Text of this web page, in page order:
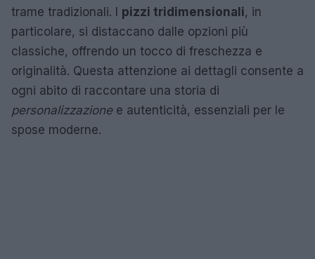
trame tradizionali. I pizzi tridimensionali, in
particolare, si distaccano dalle opzioni più
classiche, offrendo un tocco di freschezza e
originalità. Questa attenzione ai dettagli consente a
ogni abito di raccontare una storia di
personalizzazionee autenticità, essenziali per le
spose moderne.